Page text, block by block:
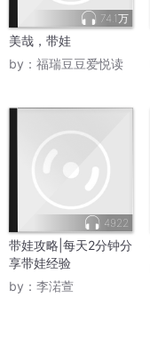
74.1万
美哉，带娃
by： 福瑞豆豆爱悦读
4922
带娃攻略|每天2分钟分
享带娃经验
by： 李渃萱